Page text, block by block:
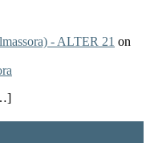
- ALTER 21 on